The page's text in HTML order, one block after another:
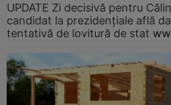
UPDATE Zi decisivă pentru
candidat la prezidențiale află
tentativă de lovitură de stat